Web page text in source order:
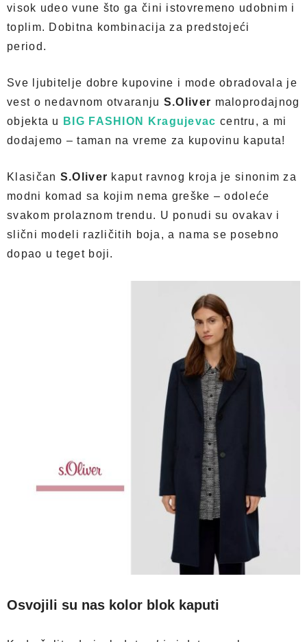
visok udeo vune što ga čini istovremeno udobnim i
toplim. Dobitna kombinacija za predstojeći
period.
Sve ljubitelje dobre kupovine i mode obradovala je
vest o nedavnom otvaranju S.Oliver maloprodajnog
objekta u
BIG FASHION Kragujevac centru, a mi
dodajemo – taman na vreme za kupovinu kaputa!
Klasičan S.Oliver kaput ravnog kroja je sinonim za
modni komad sa kojim nema greške – odoleće
svakom prolaznom trendu. U ponudi su ovakav i
slični modeli različitih boja, a nama se posebno
dopao u teget boji.
Osvojili su nas kolor blok kaputi